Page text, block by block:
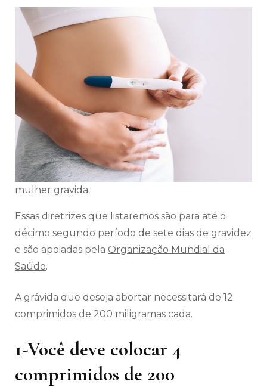
mulher gravida
Essas diretrizes que listaremos são para até o
décimo segundo período de sete dias de gravidez
e são apoiadas pela Organização Mundial da
Saúde.
A grávida que deseja abortar necessitará de 12
comprimidos de 200 miligramas cada.
1-Você deve colocar 4
comprimidos de 200